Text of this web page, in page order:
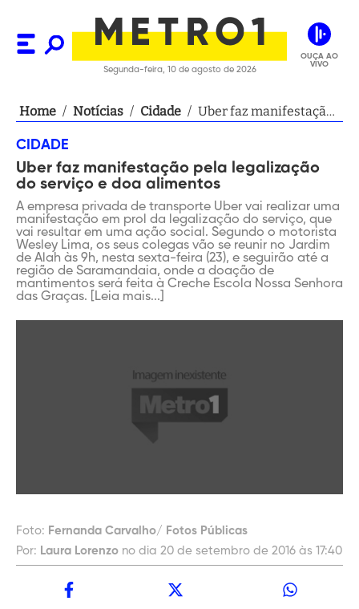
Segunda-feira, 10 de agosto de 2026
OUÇA AO
VIVO
Home / Notícias / Cidade / Uber faz manifestação
CIDADE
Uber faz manifestação pela legalização
do serviço e doa alimentos
A empresa privada de transporte Uber vai realizar uma
manifestação em prol da legalização do serviço, que
vai resultar em uma ação social. Segundo o motorista
Wesley Lima, os seus colegas vão se reunir no Jardim
de Alah às 9h, nesta sexta-feira (23), e seguirão até a
região de Saramandaia, onde a doação de
mantimentos será feita à Creche Escola Nossa Senhora
das Graças. [Leia mais...]
Foto: Fernanda Carvalho/ Fotos Públicas
Por: Laura Lorenzo no dia 20 de setembro de 2016 às 17:40